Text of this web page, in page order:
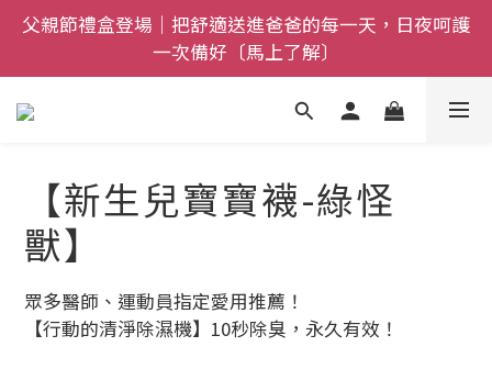
全館$800免運｜任搭８折起｜滿額再送新品-悠哉斑馬
襪〔立即了解〕
父親節禮盒登場｜把舒適送進爸爸的每一天，日夜呵護
一次備好〔馬上了解〕
全館$800免運｜任搭８折起｜滿額再送新品-悠哉斑馬
襪〔立即了解〕
【新生兒寶寶襪-綠怪
獸】
眾多醫師、運動員指定愛用推薦！
【行動的清淨除濕機】10秒除臭，永久有效！